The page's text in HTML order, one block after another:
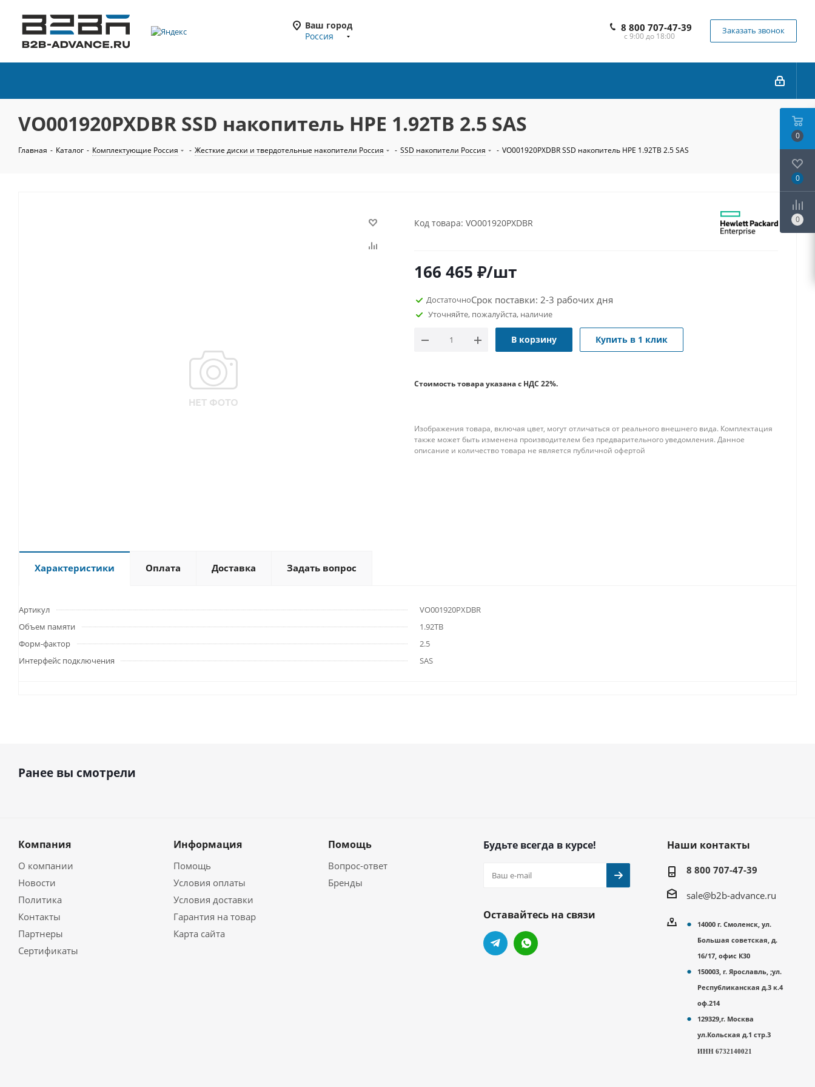
Ваш город
Россия
8 800 707-47-39
с 9:00 до 18:00
Заказать звонок
VO001920PXDBR SSD накопитель HPE 1.92TB 2.5 SAS
Главная - Каталог - Комплектующие Россия - Жесткие диски и твердотельные накопители Россия - SSD накопители Россия - VO001920PXDBR SSD накопитель HPE 1.92TB 2.5 SAS
Код товара: VO001920PXDBR
166 465 ₽/шт
ДостаточноСрок поставки: 2-3 рабочих дня
Уточняйте, пожалуйста, наличие
В корзину Купить в 1 клик
Стоимость товара указана с НДС 22%.
Изображения товара, включая цвет, могут отличаться от реального внешнего вида. Комплектация
также может быть изменена производителем без предварительного уведомления. Данное
описание и количество товара не является публичной офертой
Характеристики Оплата Доставка Задать вопрос
Артикул
VO001920PXDBR
Объем памяти
1.92TB
Форм-фактор
2.5
Интерфейс подключения
SAS
Ранее вы смотрели
Компания
О компании
Новости
Политика
Контакты
Партнеры
Сертификаты
Информация
Помощь
Условия оплаты
Условия доставки
Гарантия на товар
Карта сайта
Помощь
Вопрос-ответ
Бренды
Будьте всегда в курсе!
Оставайтесь на связи
Наши контакты
8 800 707-47-39
sale@b2b-advance.ru
14000 г. Смоленск, ул.
Большая советская, д.
16/17, офис К30
150003, г. Ярославль, ;ул.
Республиканская д.3 к.4
оф.214
129329,г. Москва
ул.Кольская д.1 стр.3
ИНН 6732140021
0
0
0